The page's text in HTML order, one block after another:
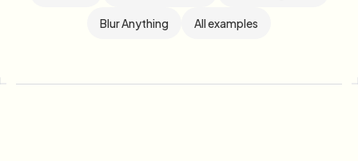
Blur Anything All examples